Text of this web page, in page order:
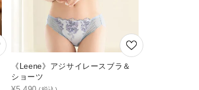
《Leene》アジサイレースブラ＆
ショーツ